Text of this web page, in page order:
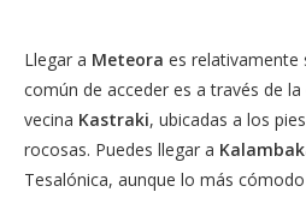
Llegar a Meteora es relativamente
común de acceder es a través de la
vecina Kastraki, ubicadas a los
rocosas. Puedes llegar a
Tesalónica, aunque lo más